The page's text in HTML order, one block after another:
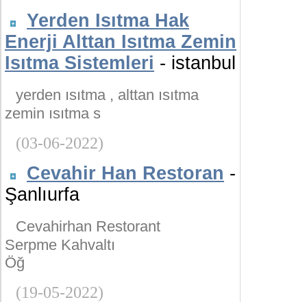
Yerden Isıtma Hak
Enerji Alttan Isıtma Zemin
Isıtma Sistemleri - istanbul
yerden ısıtma , alttan ısıtma
zemin ısıtma s
(03-06-2022)
Cevahir Han Restoran -
Şanlıurfa
Cevahirhan Restorant
Serpme Kahvaltı
Öğ
(19-05-2022)